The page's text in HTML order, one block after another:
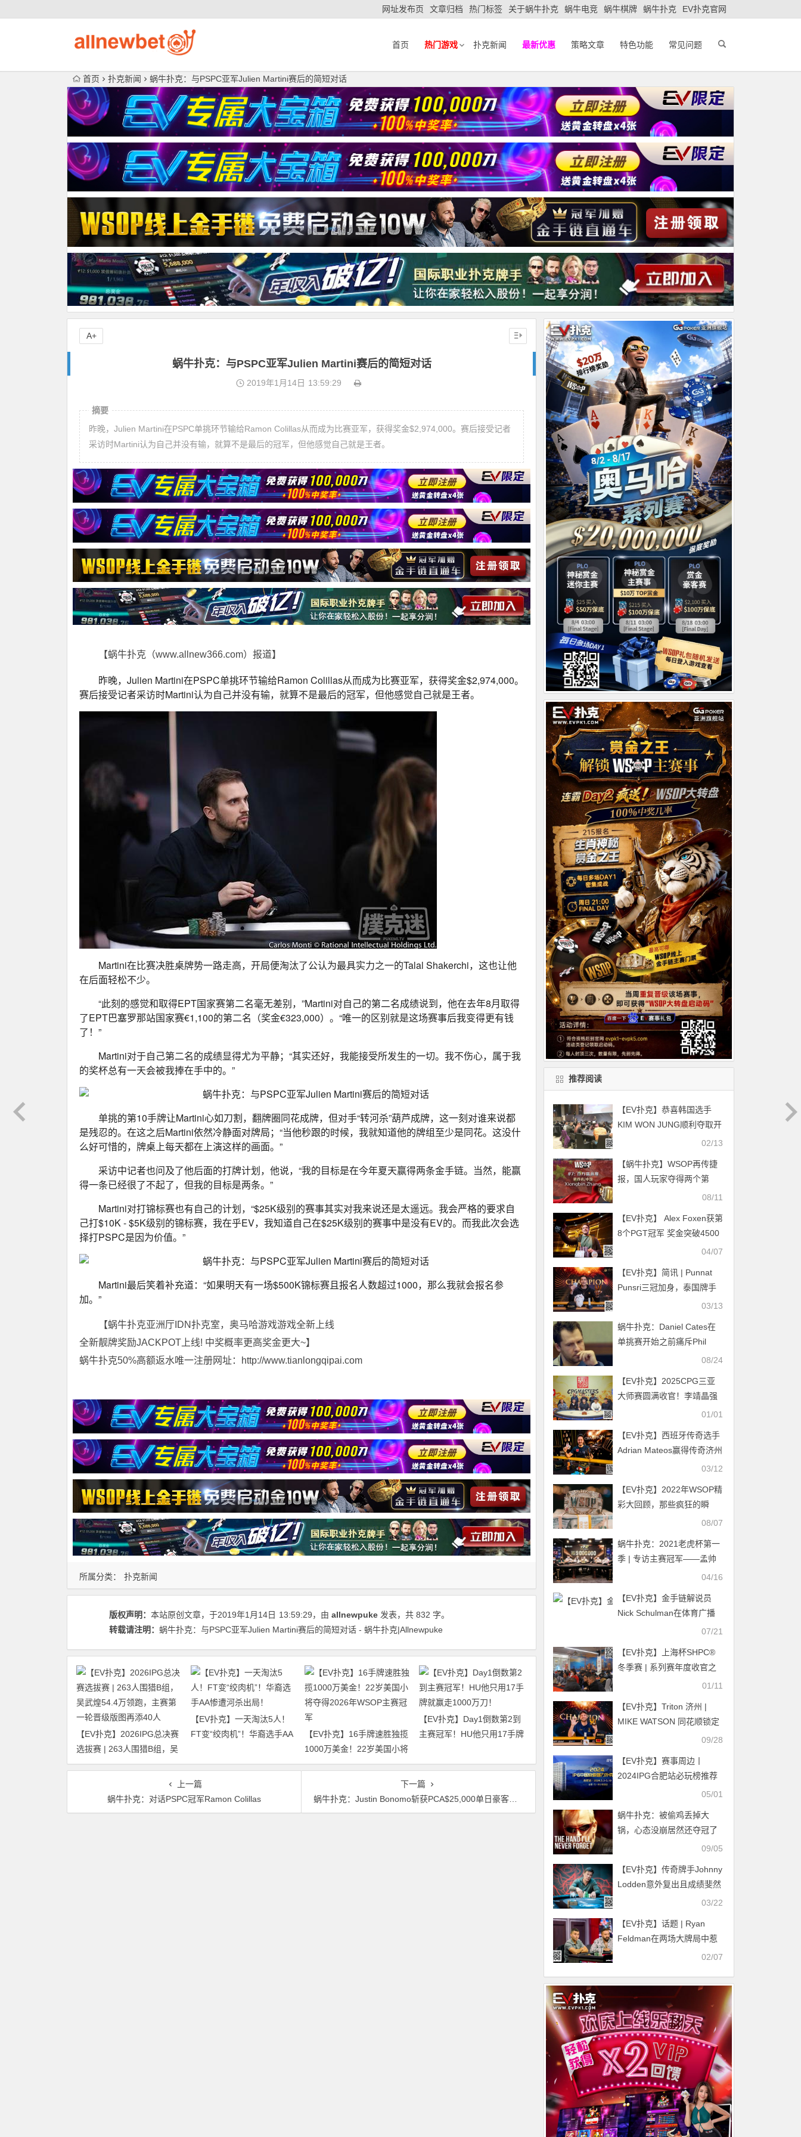
网址发布页 文章归档 热门标签 关于蜗牛扑克 蜗牛电竞 蜗牛棋牌 蜗牛扑克 EV扑克官网
首页 热门游戏 扑克新闻 最新优惠 策略文章 特色功能 常见问题
首页 扑克新闻 蜗牛扑克：与PSPC亚军Julien Martini赛后的简短对话
蜗牛扑克：与PSPC亚军Julien Martini赛后的简短对话
2019年1月14日 13:59:29
摘要
昨晚，Julien Martini在PSPC单挑环节输给Ramon Colillas从而成为比赛亚军，获得奖金$2,974,000。赛后接受记者
采访时Martini认为自己并没有输，就算不是最后的冠军，但他感觉自己就是王者。
【蜗牛扑克（www.allnew366.com）报道】
昨晚，Julien Martini在PSPC单挑环节输给Ramon Colillas从而成为比赛亚军，获得奖金$2,974,000。
赛后接受记者采访时Martini认为自己并没有输，就算不是最后的冠军，但他感觉自己就是王者。
Martini在比赛决胜桌牌势一路走高，开局便淘汰了公认为最具实力之一的Talal Shakerchi，这也让他
在后面轻松不少。
“此刻的感觉和取得EPT国家赛第二名毫无差别，”Martini对自己的第二名成绩说到，他在去年8月取得
了EPT巴塞罗那站国家赛€1,100的第二名（奖金€323,000）。“唯一的区别就是这场赛事后我变得更有钱
了！”
Martini对于自己第二名的成绩显得尤为平静；“其实还好，我能接受所发生的一切。我不伤心，属于我
的奖杯总有一天会被我捧在手中的。”
单挑的第10手牌让Martini心如刀割，翻牌圈同花成牌，但对手“转河杀”葫芦成牌，这一刻对谁来说都
是残忍的。在这之后Martini依然冷静面对牌局；“当他秒跟的时候，我就知道他的牌组至少是同花。这没什
么好可惜的，牌桌上每天都在上演这样的画面。”
采访中记者也问及了他后面的打牌计划，他说，“我的目标是在今年夏天赢得两条金手链。当然，能赢
得一条已经很了不起了，但我的目标是两条。”
Martini对打锦标赛也有自己的计划，“$25K级别的赛事其实对我来说还是太遥远。我会严格的要求自
己打$10K - $5K级别的锦标赛，我在乎EV，我知道自己在$25K级别的赛事中是没有EV的。而我此次会选
择打PSPC是因为价值。”
Martini最后笑着补充道：“如果明天有一场$500K锦标赛且报名人数超过1000，那么我就会报名参
加。”
【蜗牛扑克亚洲厅IDN扑克室，奥马哈游戏游戏全新上线
全新靓牌奖励JACKPOT上线! 中奖概率更高奖金更大~】
蜗牛扑克50%高额返水唯一注册网址：http://www.tianlongqipai.com
A+
所属分类： 扑克新闻
版权声明： 本站原创文章，于2019年1月14日 13:59:29，由 allnewpuke 发表，共 832 字。
转载请注明： 蜗牛扑克：与PSPC亚军Julien Martini赛后的简短对话 - 蜗牛扑克|Allnewpuke
【EV扑克】2026IPG总决赛
选拔赛 | 263人围猎B组，吴
武煌54.4万领跑，主赛第一
【EV扑克】一天淘汰5人！
FT变“绞肉机”！华裔选手AA
【EV扑克】16手牌速胜独揽
1000万美金！22岁美国小将
夺得2026年WSOP主赛冠军
【EV扑克】Day1倒数第2到
主赛冠军！HU他只用17手牌
上一篇
蜗牛扑克：对话PSPC冠军Ramon Colillas
下一篇
蜗牛扑克：Justin Bonomo斩获PCA$25,000单日豪客赛II冠军，大神活过来啦！
推荐阅读
【EV扑克】恭喜韩国选手
KIM WON JUNG顺利夺取开
幕赛冠军玉瓶！JEJU杯A组
【SUPER CUP济州】
02/13
【蜗牛扑克】WSOP再传捷
报，国人玩家夺得两个第
08/11
【EV扑克】 Alex Foxen获第
8个PGT冠军 奖金突破4500
04/07
【EV扑克】简讯 | Punnat
Punsri三冠加身，泰国牌手
斩获济州站最后一场NLH赛
03/13
蜗牛扑克：Daniel Cates在
单挑赛开始之前痛斥Phil
08/24
【EV扑克】2025CPG三亚
大师赛圆满收官！李靖晶强
01/01
【EV扑克】西班牙传奇选手
Adrian Mateos赢得传奇济州
03/12
【EV扑克】2022年WSOP精
彩大回顾，那些疯狂的瞬
08/07
蜗牛扑克：2021老虎杯第一
季 | 专访主赛冠军——孟帅
04/16
【EV扑克】金手链解说员
Nick Schulman在体育广播
节目中谈扑克到底是不是赌
07/21
【EV扑克】上海杯SHPC®
冬季赛 | 系列赛年度收官之
战正式打响，鲁鹏实现开门
杯！
01/11
【EV扑克】Triton 济州 |
MIKE WATSON 同花顺锁定
09/28
【EV扑克】赛事周边丨
2024IPG合肥站必玩榜推荐
05/01
蜗牛扑克：被偷鸡丢掉大
锅，心态没崩居然还夺冠了
09/05
【EV扑克】传奇牌手Johnny
Lodden意外复出且成绩斐然
03/22
【EV扑克】话题 | Ryan
Feldman在两场大牌局中惹
02/07